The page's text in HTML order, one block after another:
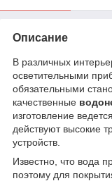
Описание
В различных
осветительными
обязательными
качественные
изготовление
действуют высокие
устройств.
Известно, что вода
поэтому для